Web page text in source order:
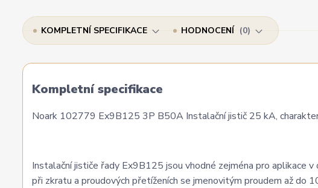
KOMPLETNÍ SPECIFIKACE HODNOCENÍ 0
Kompletní specifikace
Noark 102779 Ex9B125 3P B50A Instalační jistič 25 kA,
Instalační jističe řady Ex9B125 jsou vhodné zejména pro aplikace
při zkratu a proudových přetíženích se jmenovitým proudem až do